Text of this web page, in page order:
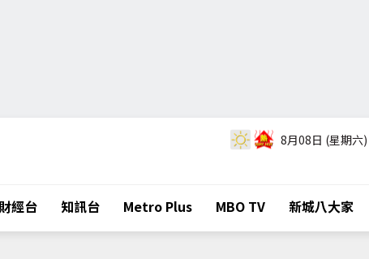
8月08日 (星期六)
財經台 知訊台 Metro Plus MBO TV 新城八大家